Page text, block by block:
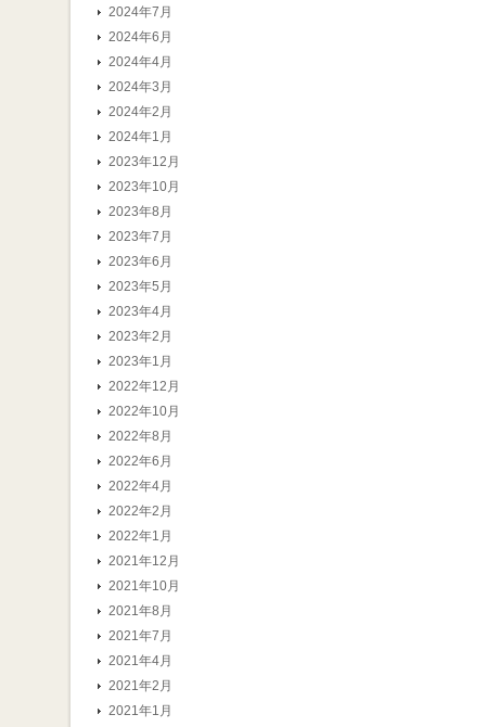
2024年7月
2024年6月
2024年4月
2024年3月
2024年2月
2024年1月
2023年12月
2023年10月
2023年8月
2023年7月
2023年6月
2023年5月
2023年4月
2023年2月
2023年1月
2022年12月
2022年10月
2022年8月
2022年6月
2022年4月
2022年2月
2022年1月
2021年12月
2021年10月
2021年8月
2021年7月
2021年4月
2021年2月
2021年1月